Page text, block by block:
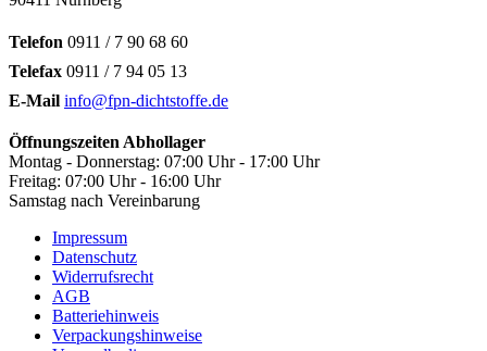
Telefon 0911 / 7 90 68 60
Telefax 0911 / 7 94 05 13
E-Mail info@fpn-dichtstoffe.de
Öffnungszeiten Abhollager
Montag - Donnerstag: 07:00 Uhr - 17:00 Uhr
Freitag: 07:00 Uhr - 16:00 Uhr
Samstag nach Vereinbarung
Impressum
Datenschutz
Widerrufsrecht
AGB
Batteriehinweis
Verpackungshinweise